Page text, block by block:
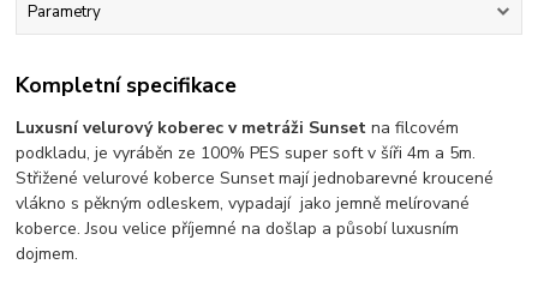
Parametry
Kompletní specifikace
Luxusní velurový koberec v metráži Sunset na filcovém
podkladu, je vyráběn ze 100% PES super soft v šíři 4m a 5m.
Střižené velurové koberce Sunset mají jednobarevné kroucené
vlákno s pěkným odleskem, vypadají jako jemně melírované
koberce. Jsou velice příjemné na došlap a působí luxusním
dojmem.